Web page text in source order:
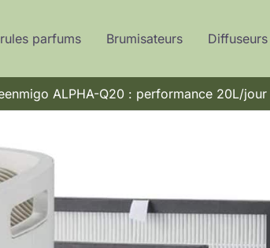
parfums Brumisateurs Diffuseurs
ALPHA-Q20 : performance 20L/jour